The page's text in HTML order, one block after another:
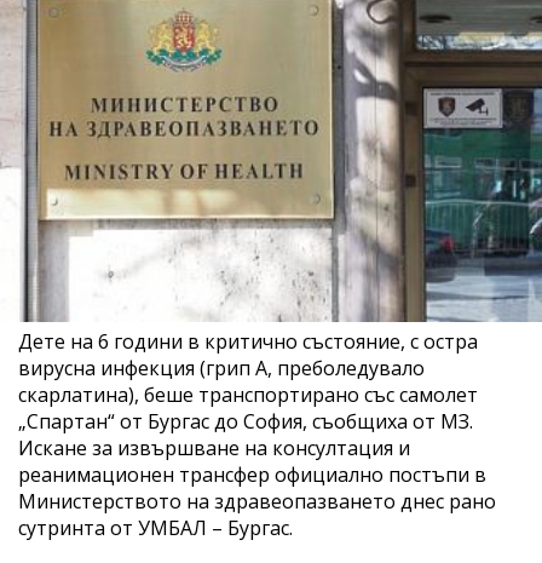
Дете на 6 години в критично състояние, с остра
вирусна инфекция (грип А, преболедувало
скарлатина), беше транспортирано със самолет
„Спартан“ от Бургас до София, съобщиха от МЗ.
Искане за извършване на консултация и
реанимационен трансфер официално постъпи в
Министерството на здравеопазването днес рано
сутринта от УМБАЛ – Бургас.